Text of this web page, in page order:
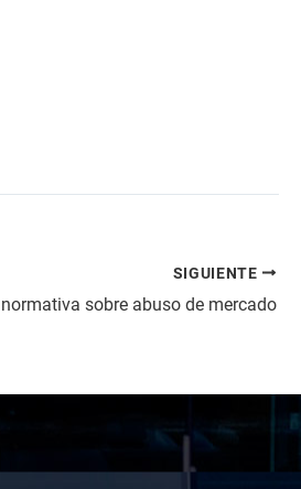
SIGUIENTE
sobre abuso de mercado